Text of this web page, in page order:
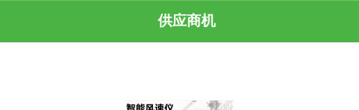
供应商机